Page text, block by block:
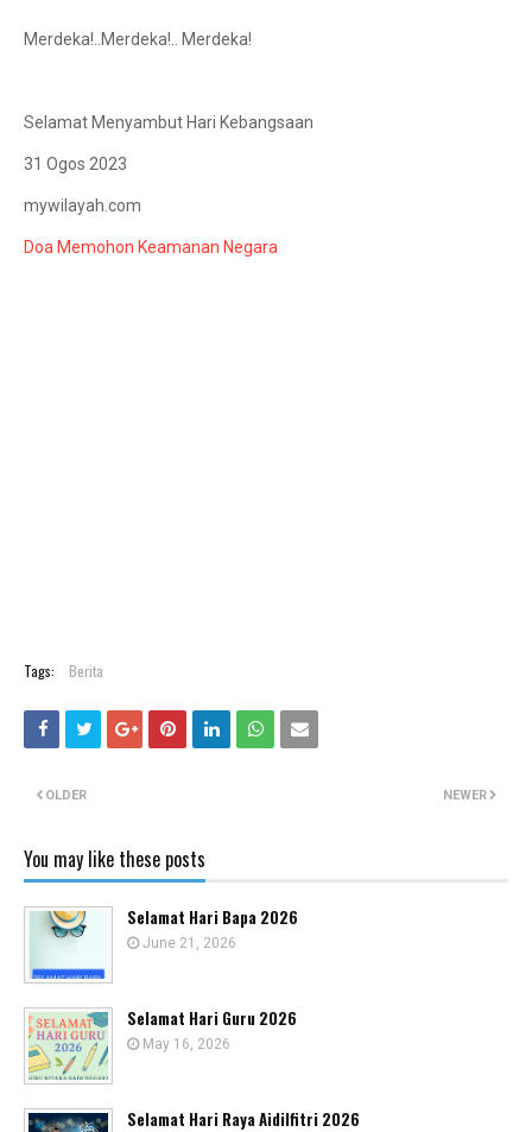
Merdeka!..Merdeka!.. Merdeka!
Selamat Menyambut Hari Kebangsaan
31 Ogos 2023
mywilayah.com
Doa Memohon Keamanan Negara
Tags: Berita
NEWER
OLDER
You may like these posts
Selamat Hari Bapa 2026
June 21, 2026
Selamat Hari Guru 2026
May 16, 2026
Selamat Hari Raya Aidilfitri 2026